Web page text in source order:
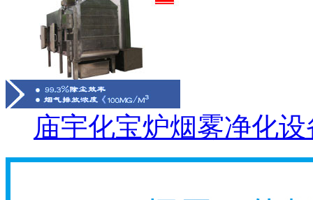
庙宇化宝炉烟雾净化设